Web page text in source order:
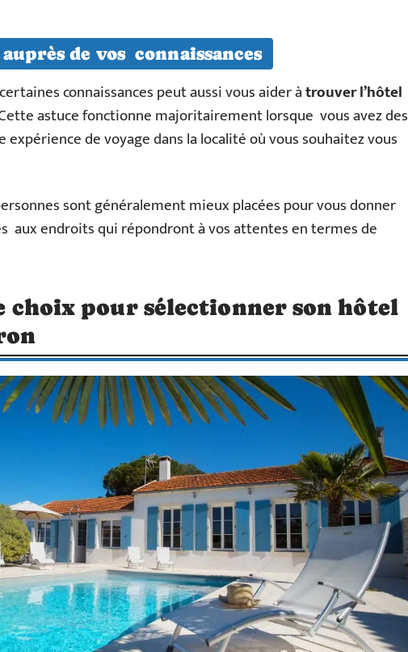
de vos connaissances
connaissances peut aussi vous aider àtrouver l’hôtel
astuce fonctionne majoritairement lorsque vous avez des
expérience de voyage dans la localité où vous souhaitez vous
sont généralement mieux placées pour vous donner
aux endroits qui répondront à vos attentes en termes de
choix pour sélectionner son hôtel